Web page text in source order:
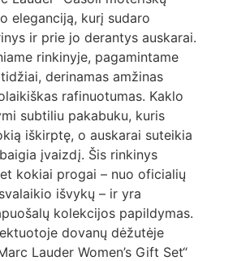
eleganciją, kurį sudaro
ir prie jo derantys auskarai.
rinkinyje, pagamintame
derinamas amžinas
rafinuotumas. Kaklo
subtiliu pakabuku, kuris
iškirptę, o auskarai suteikia
įvaizdį. Šis rinkinys
kokiai progai – nuo oficialių
išvykų – ir yra
kolekcijos papildymas.
dovanų dėžutėje
Lauder Women’s Gift Set“